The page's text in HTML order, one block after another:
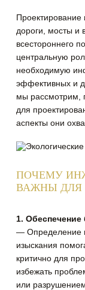
Проектирование
дороги, мосты и
всестороннего
центральную
необходимую
эффективных и
мы рассмотрим,
для
аспекты они
ПОЧЕМУ
ВАЖНЫ ДЛЯ
1. Обеспечение
— Определение
изыскания
критично для
избежать
или разрушением